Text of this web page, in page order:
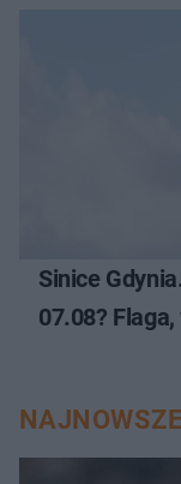
Sinice
07.08?